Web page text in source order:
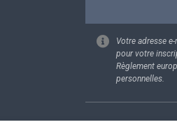
Votre adresse
pour votre
Règlement
personnelles.